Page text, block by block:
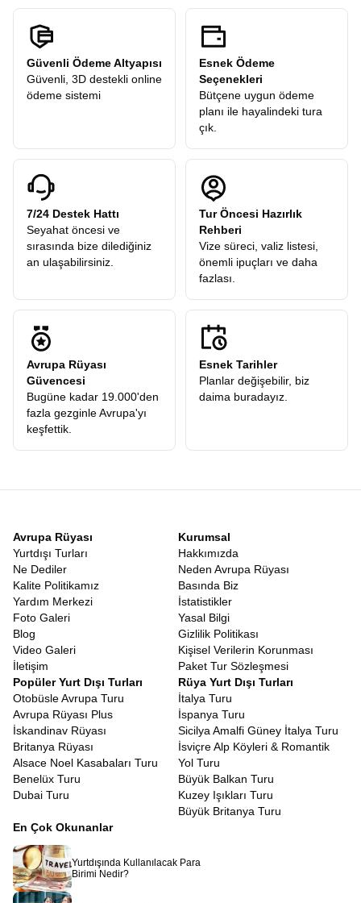
Güvenli Ödeme Altyapısı
Güvenli, 3D destekli online
ödeme sistemi
Esnek Ödeme
Seçenekleri
Bütçene uygun ödeme
planı ile hayalindeki tura
çık.
7/24 Destek Hattı
Seyahat öncesi ve
sırasında bize dilediğiniz
an ulaşabilirsiniz.
Tur Öncesi Hazırlık
Rehberi
Vize süreci, valiz listesi,
önemli ipuçları ve daha
fazlası.
Avrupa Rüyası
Güvencesi
Bugüne kadar 19.000'den
fazla gezginle Avrupa'yı
keşfettik.
Esnek Tarihler
Planlar değişebilir, biz
daima buradayız.
Avrupa Rüyası
Yurtdışı Turları
Ne Dediler
Kalite Politikamız
Yardım Merkezi
Foto Galeri
Blog
Video Galeri
İletişim
Kurumsal
Hakkımızda
Neden Avrupa Rüyası
Basında Biz
İstatistikler
Yasal Bilgi
Gizlilik Politikası
Kişisel Verilerin Korunması
Paket Tur Sözleşmesi
Popüler Yurt Dışı Turları
Otobüsle Avrupa Turu
Avrupa Rüyası Plus
İskandinav Rüyası
Britanya Rüyası
Alsace Noel Kasabaları Turu
Benelüx Turu
Dubai Turu
Rüya Yurt Dışı Turları
İtalya Turu
İspanya Turu
Sicilya Amalfi Güney İtalya Turu
İsviçre Alp Köyleri & Romantik
Yol Turu
Büyük Balkan Turu
Kuzey Işıkları Turu
Büyük Britanya Turu
En Çok Okunanlar
Yurtdışında Kullanılacak Para
Birimi Nedir?